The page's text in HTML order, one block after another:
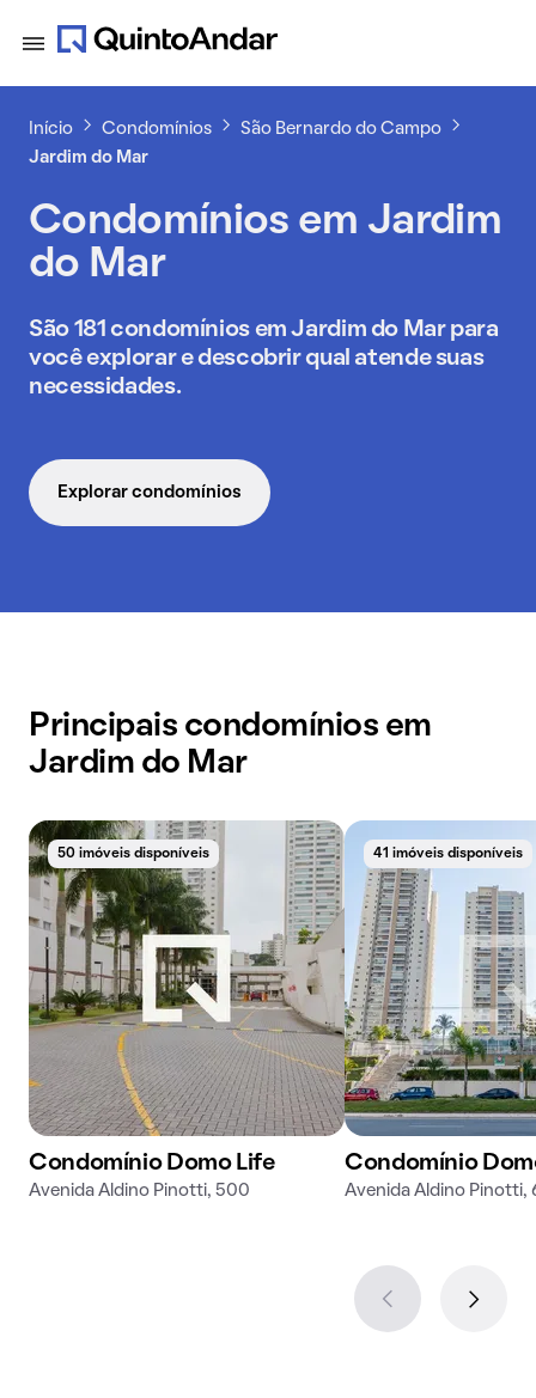
Início Condomínios
São Bernardo do Campo
Jardim do Mar
Condomínios em Jardim
do Mar
São 181 condomínios em Jardim do Mar para
você explorar e descobrir qual atende suas
necessidades.
Explorar condomínios
Principais condomínios em
Jardim do Mar
50 imóveis disponíveis
Condomínio Domo Life
Avenida Aldino Pinotti, 500
41 imóveis disponíveis
Condomínio
Avenida Aldino Pinotti,